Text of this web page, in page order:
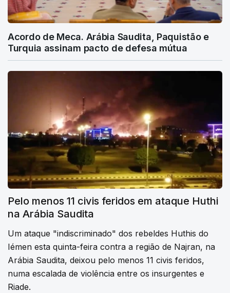
Acordo de Meca. Arábia Saudita, Paquistão e
Turquia assinam pacto de defesa mútua
Pelo menos 11 civis feridos em ataque Huthi
na Arábia Saudita
Um ataque "indiscriminado" dos rebeldes Huthis do
Iémen esta quinta-feira contra a região de Najran, na
Arábia Saudita, deixou pelo menos 11 civis feridos,
numa escalada de violência entre os insurgentes e
Riade.